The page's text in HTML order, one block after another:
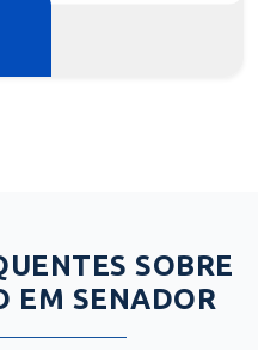
SOBRE
EM SENADOR